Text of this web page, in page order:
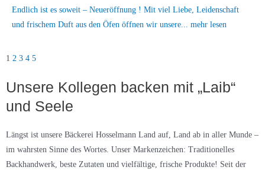
Endlich ist es soweit – Neueröffnung ! Mit viel Liebe, Leidenschaft
und frischem Duft aus den Öfen öffnen wir unsere... mehr lesen
1 2 3 4 5
Unsere Kollegen backen mit „Laib“
und Seele
Längst ist unsere Bäckerei Hosselmann Land auf, Land ab in aller Munde –
im wahrsten Sinne des Wortes. Unser Markenzeichen: Traditionelles
Backhandwerk, beste Zutaten und vielfältige, frische Produkte! Seit der